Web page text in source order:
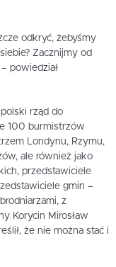
odkryć, żebyśmy
Zacznijmy od
powiedział
rząd do
100 burmistrzów
Londynu, Rzymu,
ale również jako
przedstawiciele
gmin –
z
Korycin Mirosław
że nie można stać i